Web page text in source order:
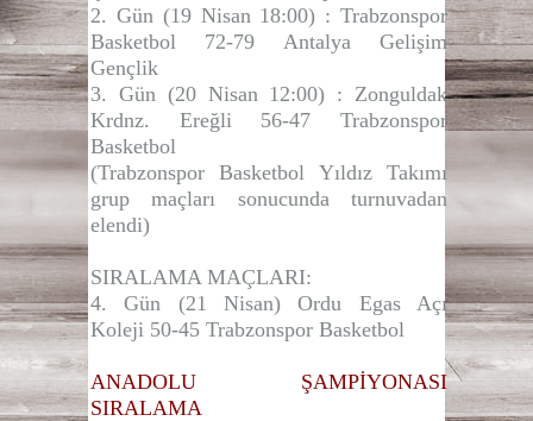
2. Gün (19 Nisan 18:00) :Trabzonspor
Basketbol 72-79
Antalya Gelişim
Gençlik
3. Gün (20 Nisan 12:00) : Zonguldak
Krdnz. Ereğli 56-47 Trabzonspor
Basketbol
(Trabzonspor Basketbol Yıldız Takımı
grup maçları sonucunda turnuvadan
elendi)
SIRALAMA MAÇLARI:
4. Gün (21 Nisan)Ordu Egas Açı
Koleji 50-45 Trabzonspor Basketbol
ANADOLU ŞAMPİYONASI
SIRALAMA